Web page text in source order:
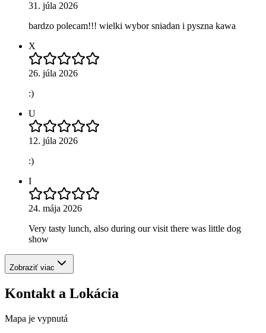
31. júla 2026
bardzo polecam!!! wielki wybor sniadan i pyszna kawa
X
26. júla 2026
:)
U
12. júla 2026
:)
I
24. mája 2026
Very tasty lunch, also during our visit there was little dog
show
Zobraziť viac
Kontakt a Lokácia
Mapa je vypnutá